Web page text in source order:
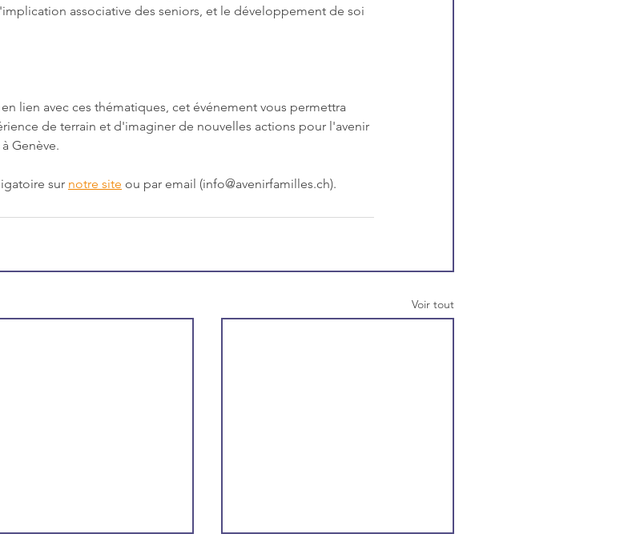
associative des seniors, et le développement de soi
lien avec ces thématiques, cet événement vous permettra
de terrain et d'imaginer de nouvelles actions pour l'avenir
Genève.
sur notre site ou par email (info@avenirfamilles.ch).
Voir tout